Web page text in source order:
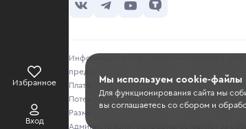
Избранное
Вход
Информация о транспортном средстве,
предоставляется продавцом исключительно
Платформа не несет ответственности за
Потенциальным покупателям рекомендуется
Размещение информации о лотах на сайте
Администрация Платформы оставляет за
Мы используем cookie-файлы
Для функционирования сайта мы
вы соглашаетесь со сбором и